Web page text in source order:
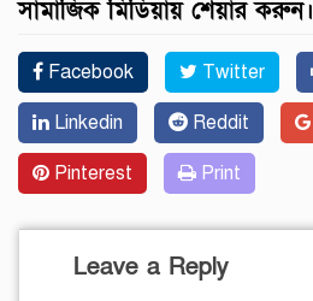
সামাজিক মিডিয়ায় শেয়ার করুন।
Facebook Twitter
Linkedin Reddit
Pinterest Print
Leave a Reply